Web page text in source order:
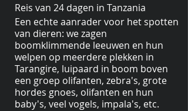
Reis van 24 dagen in Tanzania
Een echte aanrader voor het spotten
van dieren: we zagen
boomklimmende leeuwen en hun
welpen op meerdere plekken in
Tarangire, luipaard in boom boven
een groep olifanten, zebra's, grote
hordes gnoes, olifanten en hun
baby's, veel vogels, impala's, etc.